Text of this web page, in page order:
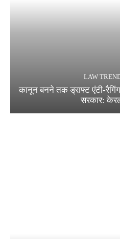
LAW
कानून बनने तक ड्राफ्ट एंटी-
सरकार: केरल